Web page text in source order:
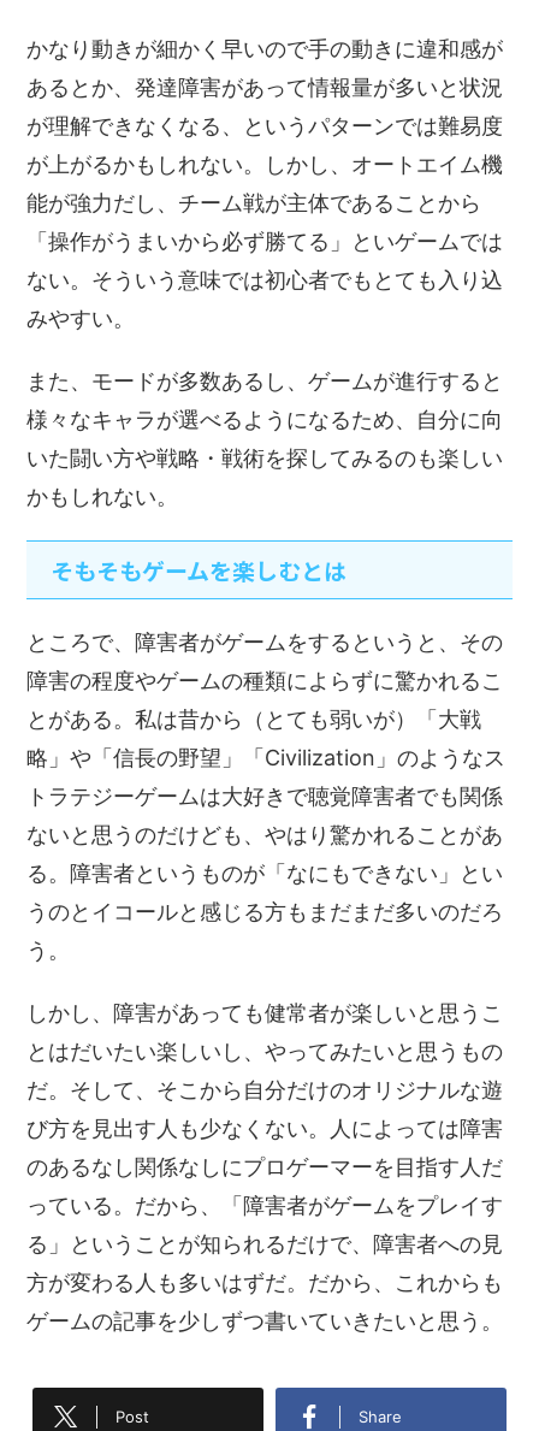
かなり動きが細かく早いので手の動きに違和感が
あるとか、発達障害があって情報量が多いと状況
が理解できなくなる、というパターンでは難易度
が上がるかもしれない。しかし、オートエイム機
能が強力だし、チーム戦が主体であることから
「操作がうまいから必ず勝てる」といゲームでは
ない。そういう意味では初心者でもとても入り込
みやすい。
また、モードが多数あるし、ゲームが進行すると
様々なキャラが選べるようになるため、自分に向
いた闘い方や戦略・戦術を探してみるのも楽しい
かもしれない。
そもそもゲームを楽しむとは
ところで、障害者がゲームをするというと、その
障害の程度やゲームの種類によらずに驚かれるこ
とがある。私は昔から（とても弱いが）「大戦
略」や「信長の野望」「Civilization」のようなス
トラテジーゲームは大好きで聴覚障害者でも関係
ないと思うのだけども、やはり驚かれることがあ
る。障害者というものが「なにもできない」とい
うのとイコールと感じる方もまだまだ多いのだろ
う。
しかし、障害があっても健常者が楽しいと思うこ
とはだいたい楽しいし、やってみたいと思うもの
だ。そして、そこから自分だけのオリジナルな遊
び方を見出す人も少なくない。人によっては障害
のあるなし関係なしにプロゲーマーを目指す人だ
っている。だから、「障害者がゲームをプレイす
る」ということが知られるだけで、障害者への見
方が変わる人も多いはずだ。だから、これからも
ゲームの記事を少しずつ書いていきたいと思う。
Post Share